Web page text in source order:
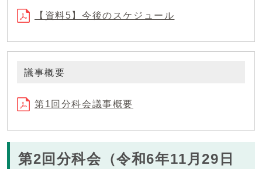
【資料5】今後のスケジュール
議事概要
第1回分科会議事概要
第2回分科会（令和6年11月29日